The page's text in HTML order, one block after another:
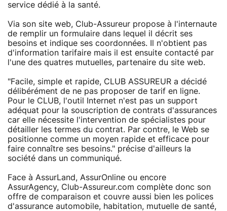
service dédié à la santé.
Via son site web, Club-Assureur propose à l'internaute
de remplir un formulaire dans lequel il décrit ses
besoins et indique ses coordonnées. Il n'obtient pas
d'information tarifaire mais il est ensuite contacté par
l'une des quatres mutuelles, partenaire du site web.
"Facile, simple et rapide, CLUB ASSUREUR a décidé
délibérément de ne pas proposer de tarif en ligne.
Pour le CLUB, l'outil Internet n'est pas un support
adéquat pour la souscription de contrats d'assurances
car elle nécessite l'intervention de spécialistes pour
détailler les termes du contrat. Par contre, le Web se
positionne comme un moyen rapide et efficace pour
faire connaître ses besoins." précise d'ailleurs la
société dans un communiqué.
Face à AssurLand, AssurOnline ou encore
AssurAgency, Club-Assureur.com complète donc son
offre de comparaison et couvre aussi bien les polices
d'assurance automobile, habitation, mutuelle de santé,